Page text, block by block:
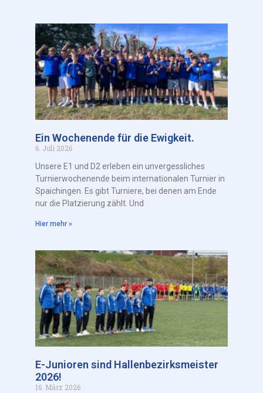
Ein Wochenende für die Ewigkeit.
6. Juli 2026
Unsere E1 und D2 erleben ein unvergessliches
Turnierwochenende beim internationalen Turnier in
Spaichingen. Es gibt Turniere, bei denen am Ende
nur die Platzierung zählt. Und
Hier mehr »
E-Junioren sind Hallenbezirksmeister
2026!
16. März 2026